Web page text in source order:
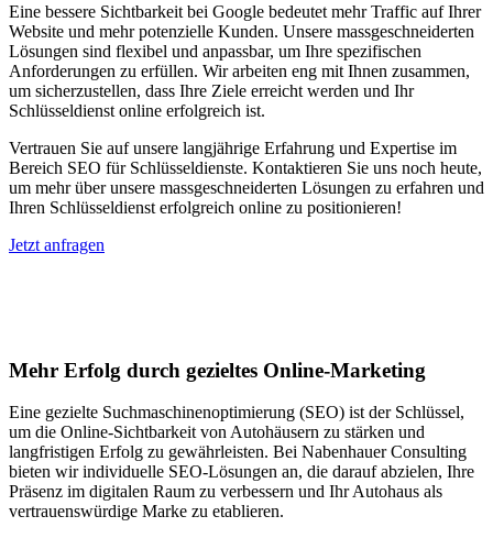
Eine bessere Sichtbarkeit bei Google bedeutet mehr Traffic auf Ihrer
Website und mehr potenzielle Kunden. Unsere massgeschneiderten
Lösungen sind flexibel und anpassbar, um Ihre spezifischen
Anforderungen zu erfüllen. Wir arbeiten eng mit Ihnen zusammen,
um sicherzustellen, dass Ihre Ziele erreicht werden und Ihr
Schlüsseldienst online erfolgreich ist.
Vertrauen Sie auf unsere langjährige Erfahrung und Expertise im
Bereich SEO für Schlüsseldienste. Kontaktieren Sie uns noch heute,
um mehr über unsere massgeschneiderten Lösungen zu erfahren und
Ihren Schlüsseldienst erfolgreich online zu positionieren!
Jetzt anfragen
Mehr Erfolg durch gezieltes Online-Marketing
Eine gezielte Suchmaschinenoptimierung (SEO) ist der Schlüssel,
um die Online-Sichtbarkeit von Autohäusern zu stärken und
langfristigen Erfolg zu gewährleisten. Bei Nabenhauer Consulting
bieten wir individuelle SEO-Lösungen an, die darauf abzielen, Ihre
Präsenz im digitalen Raum zu verbessern und Ihr Autohaus als
vertrauenswürdige Marke zu etablieren.